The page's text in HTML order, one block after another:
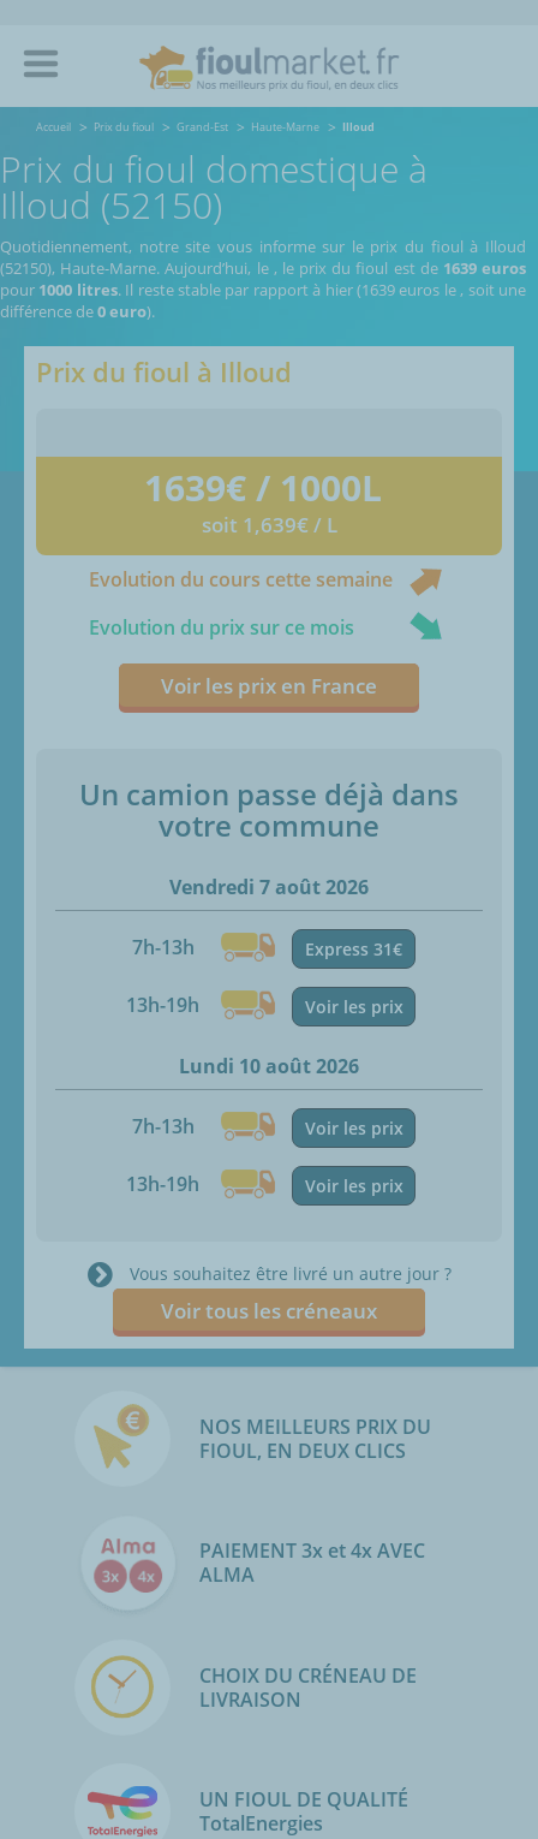
Accueil Prix du fioul Grand-Est Haute-Marne Illoud
Prix du fioul domestique à
Illoud (52150)
Quotidiennement, notre site vous informe sur le prix du fioul à Illoud
(52150), Haute-Marne.Aujourd’hui, le , le prix du fioul est de 1639 euros
pour 1000 litres. Il reste stable par rapport à hier (1639 euros le, soit une
différence de0 euro).
Prix du fioul à Illoud
1639€ / 1000L
soit 1,639€ / L
Evolution du cours cette semaine
Evolution du prix sur ce mois
Voir les prix en France
Un camion passe déjà dans
votre commune
Vendredi 7 août 2026
7h-13h Express 31€
13h-19h Voir les prix
Lundi 10 août 2026
7h-13h Voir les prix
13h-19h Voir les prix
Vous souhaitez être livré un autre jour ?
Voir tous les créneaux
NOS MEILLEURS PRIX DU
FIOUL, EN DEUX CLICS
PAIEMENT 3x et 4x AVEC
ALMA
CHOIX DU CRÉNEAU DE
LIVRAISON
UN FIOUL DE QUALITÉ
TotalEnergies